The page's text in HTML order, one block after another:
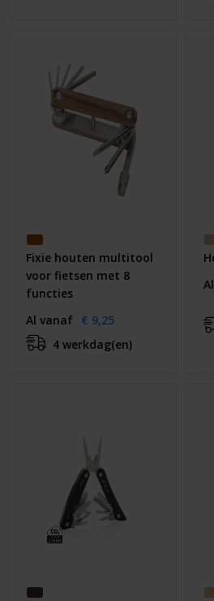
Fixie houten multitool
voor fietsen met 8
functies
Al vanaf € 9,25
4 werkdag(en)